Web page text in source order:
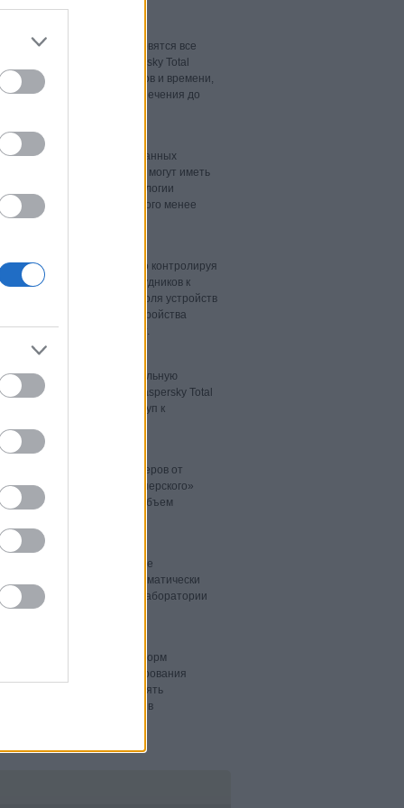
предприятий становятся все
безопасности. Kaspersky Total
экономят затраты ресурсов и времени,
и программного обеспечения до
систем.
или съемного носителя данных
в подобных случаях могут иметь
включены мощные технологии
становится намного менее
защиты, эффективно контролируя
управлять доступом сотрудников к
программ, Контроля устройств
в сети, какие устройства
использовать интернет.
представлять дополнительную
ими в продукте Kaspersky Total
устройств и их доступ к
защиты почтовых серверов от
«Лаборатории Касперского»
письма и уменьшая объем
программ, которые
Windows и Linux. Автоматически
в интернет, продукт «Лаборатории
программ для платформ
и гибкость формирования
тем самым помогая применять
содержимого в